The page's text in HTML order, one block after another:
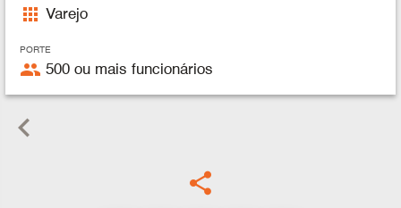
apps Varejo
PORTE
people 500 ou mais funcionários
keyboard_arrow_left
share